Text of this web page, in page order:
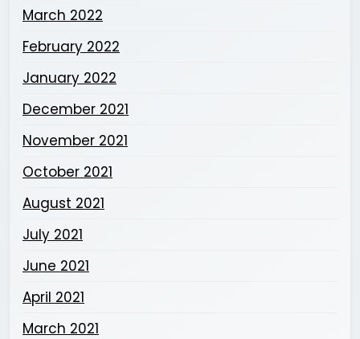
March 2022
February 2022
January 2022
December 2021
November 2021
October 2021
August 2021
July 2021
June 2021
April 2021
March 2021